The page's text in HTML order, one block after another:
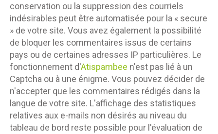
conservation ou la suppression des courriels
indésirables peut être automatisée pour la « secure
» de votre site. Vous avez également la possibilité
de bloquer les commentaires issus de certains
pays ou de certaines adresses IP particulières. Le
fonctionnement d'Atispambee n'est pas lié à un
Captcha ou à une énigme. Vous pouvez décider de
n'accepter que les commentaires rédigés dans la
langue de votre site. L'affichage des statistiques
relatives aux e-mails non désirés au niveau du
tableau de bord reste possible pour l'évaluation de